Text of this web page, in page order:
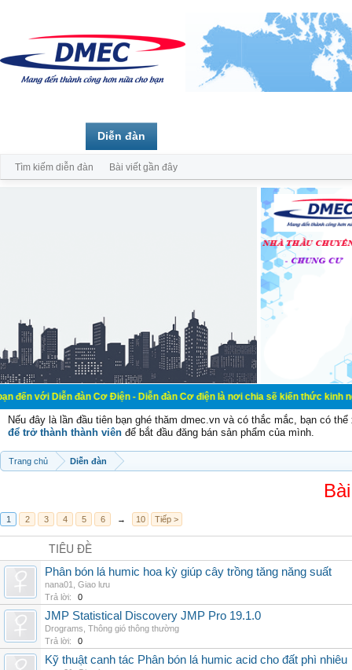
đàn Cơ Điện - Diễn đàn Cơ điện là nơi chia sẽ kiến thức kinh nghiệm
Nếu đây là lần đầu tiên bạn ghé thăm dmec.vn và có thắc mắc, bạn có
để trở thành thành viên để bắt đầu đăng bán sản phẩm của mình.
Trang chủ Diễn đàn
1 2 3 4 5 6 → 10 Tiếp >
TIÊU ĐỀ
Phân bón lá humic hoa kỳ giúp cây trồng tăng năng suất
nana01
Giao lưu
Trả lời:
0
JMP Statistical Discovery JMP Pro 19.1.0
Drograms Thông gió thông thường
Trả lời:
0
Kỹ thuật canh tác Phân bón lá humic acid cho đất phì nhiêu
Diễn đàn
Tìm kiếm diễn đàn Bài viết gần đây